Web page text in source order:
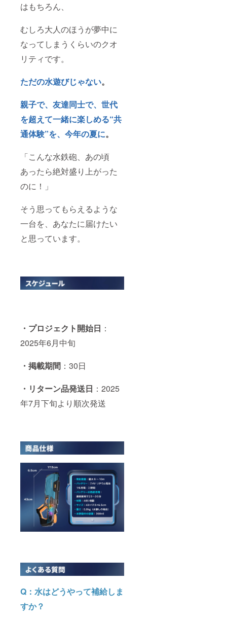
はもちろん、
むしろ大人のほうが夢中に
なってしまうくらいのクオ
リティです。
ただの水遊びじゃない。
親子で、友達同士で、世代
を超えて一緒に楽しめる“共
通体験”を、今年の夏に。
「こんな水鉄砲、あの頃
あったら絶対盛り上がった
のに！」
そう思ってもらえるような
一台を、あなたに届けたい
と思っています。
・プロジェクト開始日 ：
2025年6月中旬
・掲載期間 ：30日
・リターン品発送日 ：2025
年7月下旬より順次発送
Q：水はどうやって補給しま
すか？